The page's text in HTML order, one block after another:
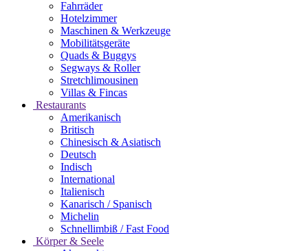
Fahrräder
Hotelzimmer
Maschinen & Werkzeuge
Mobilitätsgeräte
Quads & Buggys
Segways & Roller
Stretchlimousinen
Villas & Fincas
Restaurants
Amerikanisch
Britisch
Chinesisch & Asiatisch
Deutsch
Indisch
International
Italienisch
Kanarisch / Spanisch
Michelin
Schnellimbiß / Fast Food
Körper & Seele